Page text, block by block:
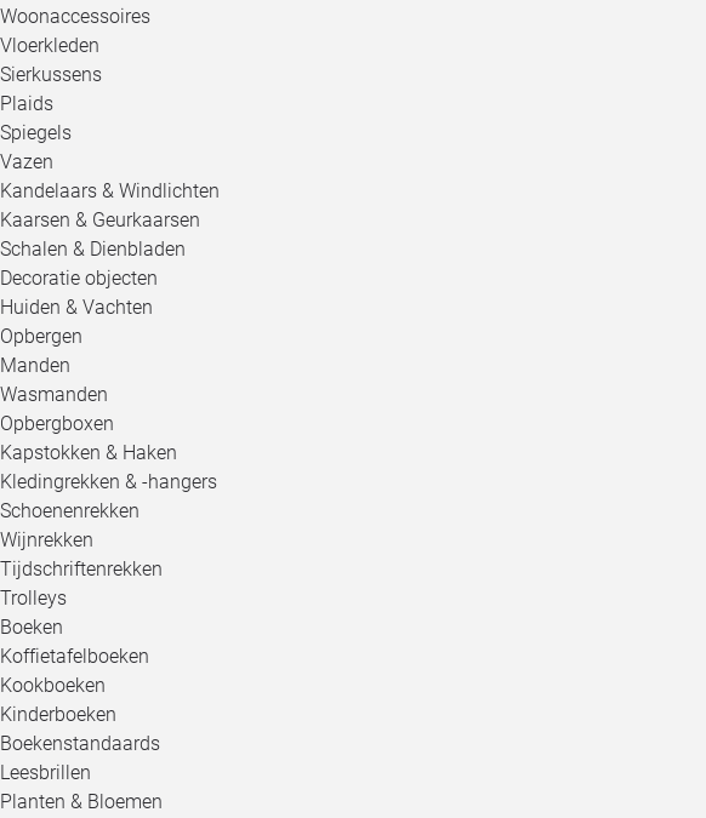
Woonaccessoires
Vloerkleden
Sierkussens
Plaids
Spiegels
Vazen
Kandelaars & Windlichten
Kaarsen & Geurkaarsen
Schalen & Dienbladen
Decoratie objecten
Huiden & Vachten
Opbergen
Manden
Wasmanden
Opbergboxen
Kapstokken & Haken
Kledingrekken & -hangers
Schoenenrekken
Wijnrekken
Tijdschriftenrekken
Trolleys
Boeken
Koffietafelboeken
Kookboeken
Kinderboeken
Boekenstandaards
Leesbrillen
Planten & Bloemen